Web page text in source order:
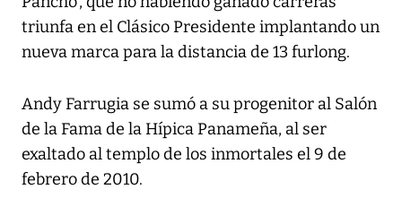
triunfa en el Clásico Presidente implantando un
nueva marca para la distancia de 13 furlong.
Andy Farrugia se sumó a su progenitor al Salón
de la Fama de la Hípica Panameña, al ser
exaltado al templo de los inmortales el 9 de
febrero de 2010.